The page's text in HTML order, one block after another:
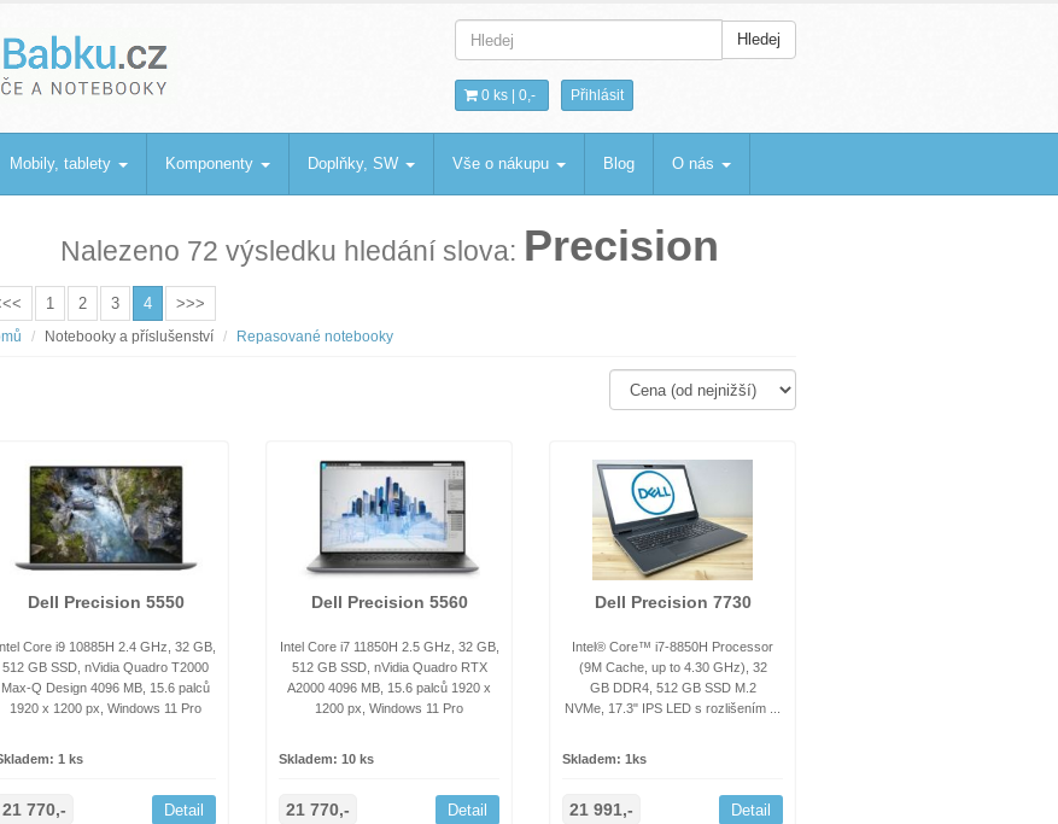
.cz Hledej
0 ks | 0,- Přihlásit
Mobily, tablety Komponenty Doplňky, SW Vše o nákupu Blog O nás
Nalezeno 72 výsledku hledání slova: Precision
1 2 3 4 >>>
Notebooky a příslušenství Repasované notebooky
Dell Precision 5550
Core i9 10885H 2.4 GHz, 32 GB,
512 GB SSD, nVidia Quadro T2000
Max-Q Design 4096 MB, 15.6 palců
1920 x 1200 px, Windows 11 Pro
1 ks
21 770,- Detail
Dell Precision 5560
Intel Core i7 11850H 2.5 GHz, 32 GB,
512 GB SSD, nVidia Quadro RTX
A2000 4096 MB, 15.6 palců 1920 x
1200 px, Windows 11 Pro
Skladem: 10 ks
21 770,- Detail
Dell Precision 7730
Intel® Core™ i7-8850H Processor
(9M Cache, up to 4.30 GHz), 32
GB DDR4, 512 GB SSD M.2
NVMe, 17.3" IPS LED s rozlišením ...
Skladem: 1ks
21 991,- Detail